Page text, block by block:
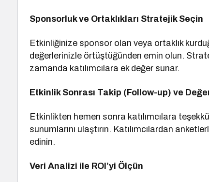
Sponsorluk ve Ortaklıkları Stratejik Seçin
Etkinliğinize sponsor olan veya ortaklık
değerlerinizle örtüştüğünden emin olun.
zamanda katılımcılara ek değer sunar.
Etkinlik Sonrası Takip (Follow-up) ve
Etkinlikten hemen sonra katılımcılara
sunumlarını ulaştırın. Katılımcılardan
edinin.
Veri Analizi ile ROI’yi Ölçün